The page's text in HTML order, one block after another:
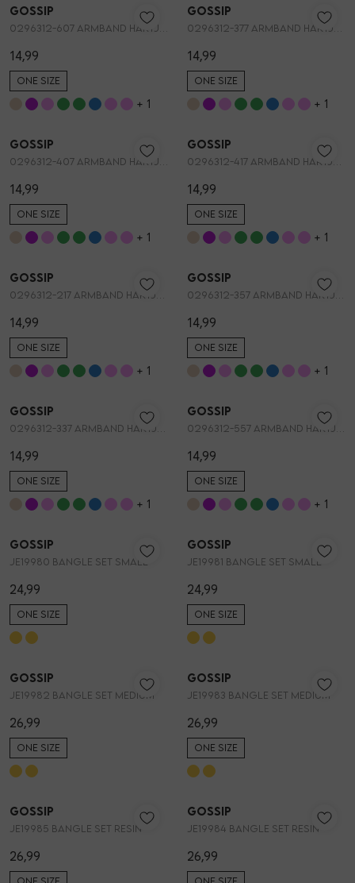
1/2
Gossip
14,99
+ 1
ONE SIZE
1/2
Gossip
14,99
+ 1
ONE SIZE
1/2
Nieuw
Gossip
14,99
+ 1
ONE SIZE
1/2
Nieuw
Gossip
14,99
+ 1
ONE SIZE
1/2
Nieuw
Gossip
14,99
+ 1
ONE SIZE
1/2
Nieuw
Gossip
14,99
+ 1
ONE SIZE
1/2
Nieuw
Gossip
14,99
+ 1
ONE SIZE
1/1
Nieuw
Gossip
14,99
+ 1
ONE SIZE
1/2
Gossip
JE19980 BANGLE SET SMALL
24,99
ONE SIZE
1/2
Gossip
JE19981 BANGLE SET SMALL
24,99
ONE SIZE
1/2
Gossip
JE19982 BANGLE SET MEDIUM
26,99
ONE SIZE
1/2
Gossip
JE19983 BANGLE SET MEDIUM
26,99
ONE SIZE
1/2
Gossip
JE19985 BANGLE SET RESIN
26,99
1/2
Gossip
JE19984 BANGLE SET RESIN
26,99